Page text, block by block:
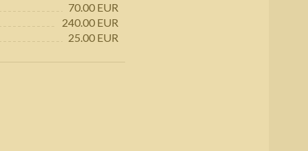
70.00 EUR
240.00 EUR
25.00 EUR